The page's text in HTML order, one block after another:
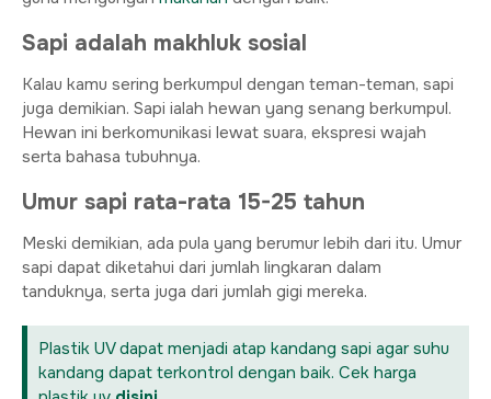
Sapi adalah makhluk sosial
Kalau kamu sering berkumpul dengan teman-teman, sapi
juga demikian. Sapi ialah hewan yang senang berkumpul.
Hewan ini berkomunikasi lewat suara, ekspresi wajah
serta bahasa tubuhnya.
Umur sapi rata-rata 15-25 tahun
Meski demikian, ada pula yang berumur lebih dari itu. Umur
sapi dapat diketahui dari jumlah lingkaran dalam
tanduknya, serta juga dari jumlah gigi mereka.
Plastik UV dapat menjadi atap kandang sapi agar suhu
kandang dapat terkontrol dengan baik. Cek harga